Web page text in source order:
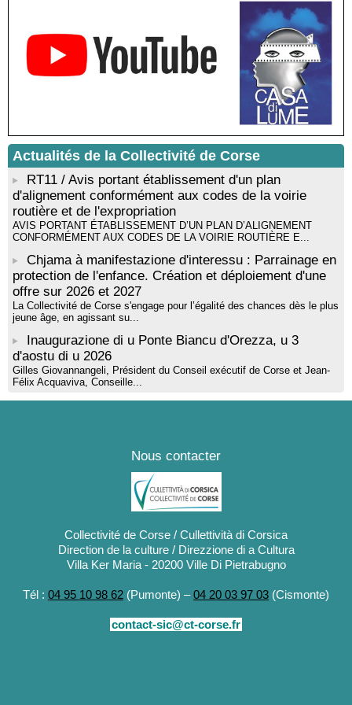
Rencontre / dédicace avec Lucrèce Luciani autour de son
livre « La ballade du pendu du Niolu» - Mediateca territuriale di
Santa Lucia di Tallà
Mise en musique d’un livre jeunesse par Annik Meschinet,
musicienne pédagogue : Ateliers d’expression sonore, vocale,
rythmique et corporelle - Mediateca territuriale di Santa Lucia di
! Événement reporté ! Cycle de conférences peinture animé
par Alexandre Dominati - Mediateca territuriale di Santa Lucia di
Tallà
Actualités de la Collectivité de Corse
RT11 / Avis portant établissement d'un plan
d'alignement conformément aux codes de la voirie
routière et de l'expropriation
AVIS PORTANT ÉTABLISSEMENT D’UN PLAN D’ALIGNEMENT
CONFORMÉMENT AUX CODES DE LA VOIRIE ROUTIÈRE E...
Chjama à manifestazione d'interessu : Parrainage en
protection de l'enfance. Création et déploiement d'une
offre sur 2026 et 2027
La Collectivité de Corse s'engage pour l’égalité des chances dès le plus
jeune âge, en agissant su...
Inaugurazione di u Ponte Biancu d'Orezza, u 3
d'aostu di u 2026
Gilles Giovannangeli, Président du Conseil exécutif de Corse et Jean-
Félix Acquaviva, Conseille...
Nous contacter
Collectivité de Corse / Cullettività di Corsica
Direction de la culture / Direzzione di a Cultura
Villa Ker Maria - 20200 Ville Di Pietrabugno
Tél : 04 95 10 98 62 (Pumonte) –04 20 03 97 03 (Cismonte)
contact-sic@ct-corse.fr